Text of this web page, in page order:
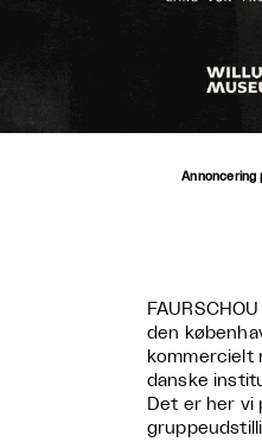
Annoncering
den
kommercielt
danske
Det er her